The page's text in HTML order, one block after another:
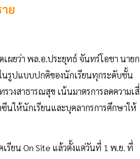
ย
ผยว่า พล.อ.ประยุทธ์ จันทร์โอชา นายก
ในรูปแบบปกติของนักเรียนทุกระดับชั้น
วงสาธารณสุข เน้นมาตรการลดความเ
นให้นักเรียนและบุคลากรการศึกษาให้
รียน On Site แล้วตั้งแต่วันที่ 1 พ.ย. ที่